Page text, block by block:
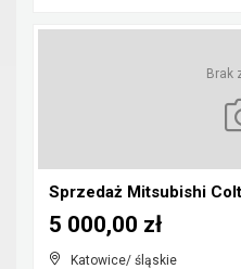
Brak
Sprzedaż Mitsubishi
Katowice/ śląskie
5 000,00 zł